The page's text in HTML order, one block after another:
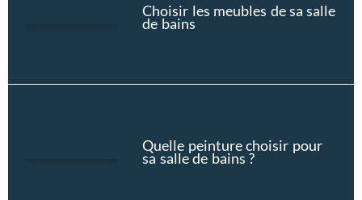
Choisir les meubles de sa salle
de bains
Quelle peinture choisir pour
sa salle de bains ?